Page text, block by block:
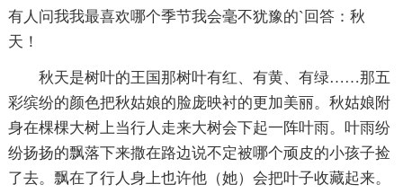
有人问我我最喜欢哪个季节我会毫不犹豫的`回答：秋
天！
秋天是树叶的王国那树叶有红、有黄、有绿……那五
彩缤纷的颜色把秋姑娘的脸庞映衬的更加美丽。秋姑娘附
身在棵棵大树上当行人走来大树会下起一阵叶雨。叶雨纷
纷扬扬的飘落下来撒在路边说不定被哪个顽皮的小孩子捡
了去。飘在了行人身上也许他（她）会把叶子收藏起来。